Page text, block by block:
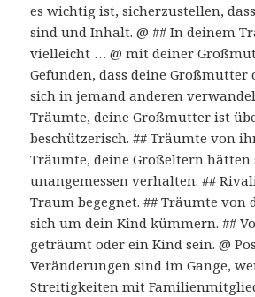
es wichtig ist, sicherzustellen,
sind und Inhalt. @ ## In deinem
vielleicht … @ mit deiner
Gefunden, dass deine Großmutter
sich in jemand anderen
Träumte, deine Großmutter ist
beschützerisch. ## Träumte von
Träumte, deine Großeltern hätten
unangemessen verhalten. ##
Traum begegnet. ## Träumte von
sich um dein Kind kümmern. ##
geträumt oder ein Kind sein. @
Veränderungen sind im Gange,
Streitigkeiten mit